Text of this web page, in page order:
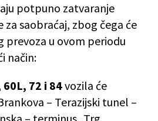
potpuno zatvaranje
saobraćaj, zbog čega će
prevoza u ovom periodu
način:
60L, 72 i 84vozila će
– Terazijski tunel –